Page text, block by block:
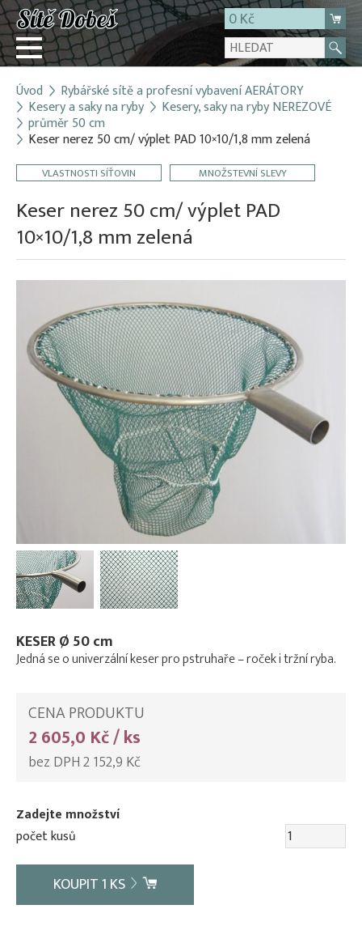
0 Kč
Přihlásit
Registrace
O firmě
Kontakt
Úvod Rybářské sítě a profesní vybavení AERÁTORY
Kesery a saky na ryby Kesery, saky na ryby NEREZOVÉ
průměr 50 cm
Keser nerez 50 cm/ výplet PAD 10×10/1,8 mm zelená
VLASTNOSTI SÍŤOVIN MNOŽSTEVNÍ SLEVY
Keser nerez 50 cm/ výplet PAD
10×10/1,8 mm zelená
KESER Ø 50 cm
Jedná se o univerzální keser pro pstruhaře – roček i tržní ryba.
CENA PRODUKTU
2 605,0 Kč / ks
bez DPH 2 152,9 Kč
Zadejte množství
počet kusů
KOUPIT1 KS